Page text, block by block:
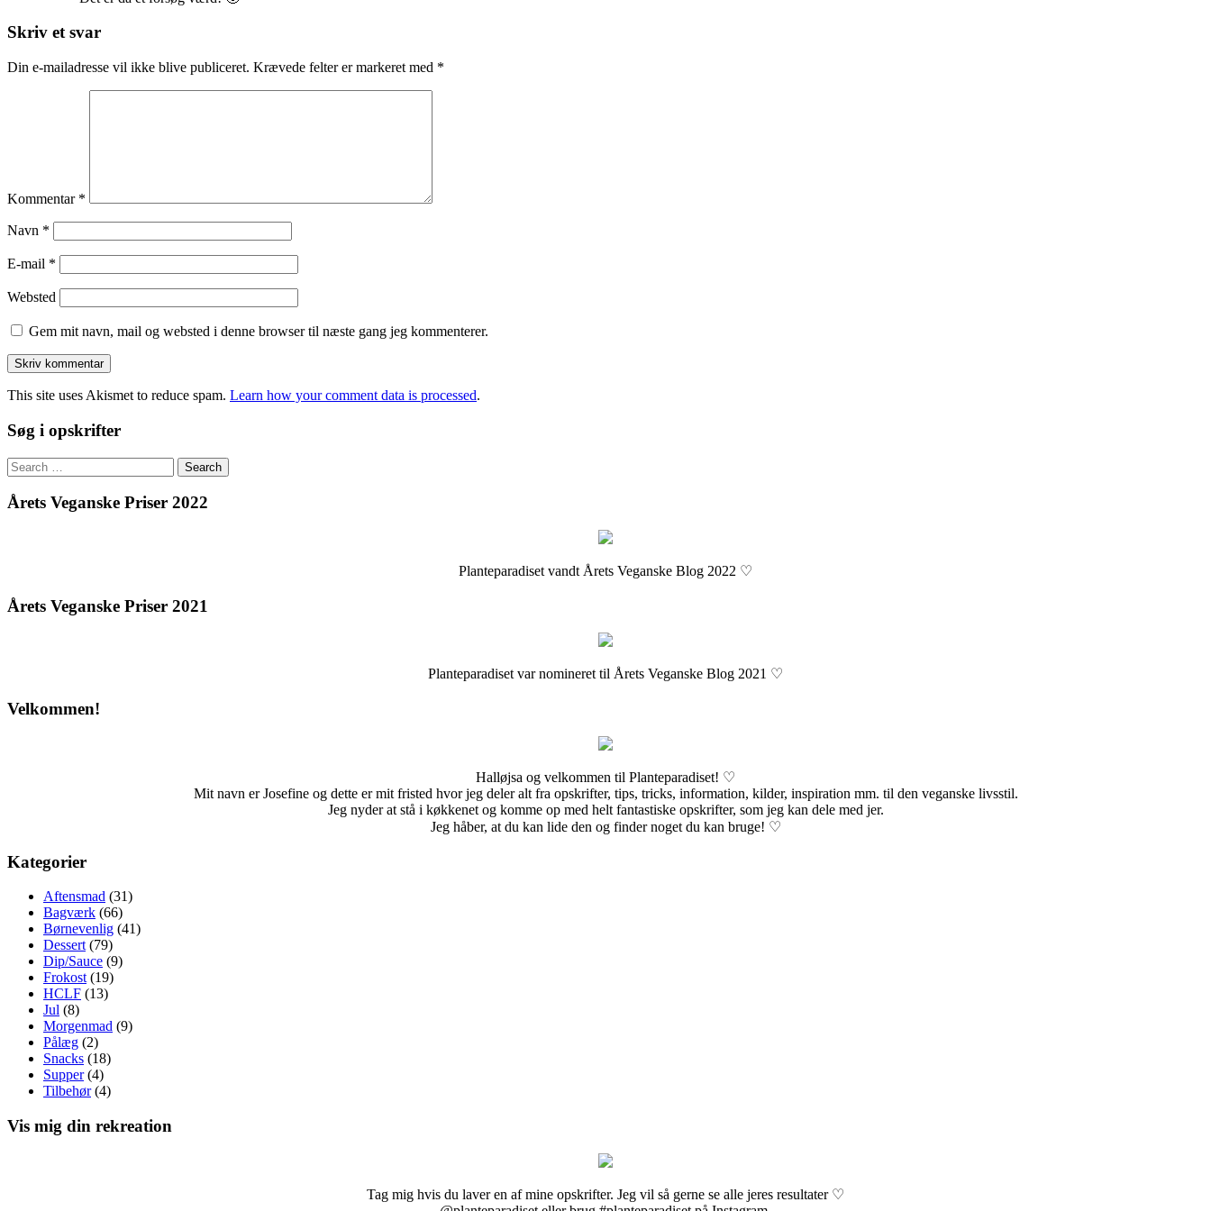
Skriv et svar
Din e-mailadresse vil ikke blive publiceret. Krævede felter er markeret med *
Kommentar *
Navn *
E-mail *
Websted
Gem mit navn, mail og websted i denne browser til næste gang jeg kommenterer.
This site uses Akismet to reduce spam. Learn how your comment data is processed.
Søg i opskrifter
Search
for:
Årets Veganske Priser 2022
Planteparadiset vandt Årets Veganske Blog 2022 ♡
Årets Veganske Priser 2021
Planteparadiset var nomineret til Årets Veganske Blog 2021 ♡
Velkommen!
Halløjsa og velkommen til Planteparadiset! ♡
Mit navn er Josefine og dette er mit fristed hvor jeg deler alt fra opskrifter, tips, tricks, information, kilder, inspiration mm. til den veganske livsstil.
Jeg nyder at stå i køkkenet og komme op med helt fantastiske opskrifter, som jeg kan dele med jer.
Jeg håber, at du kan lide den og finder noget du kan bruge! ♡
Kategorier
Aftensmad (31)
Bagværk (66)
Børnevenlig (41)
Dessert (79)
Dip/Sauce (9)
Frokost (19)
HCLF (13)
Jul (8)
Morgenmad (9)
Pålæg (2)
Snacks (18)
Supper(4)
Tilbehør(4)
Vis mig din rekreation
Tag mig hvis du laver en af mine opskrifter. Jeg vil så gerne se alle jeres resultater ♡